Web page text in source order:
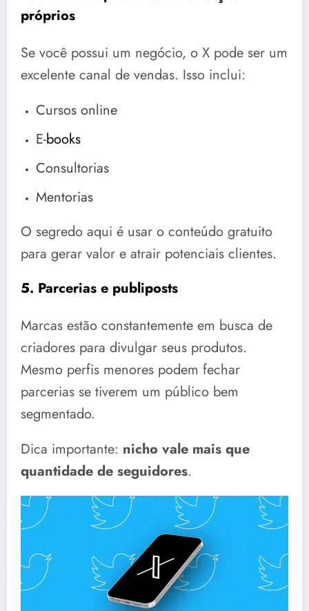
próprios
Se você possui um negócio, o X pode ser um
excelente canal de vendas. Isso inclui:
Cursos online
E-books
Consultorias
Mentorias
O segredo aqui é usar o conteúdo gratuito
para gerar valor e atrair potenciais clientes.
5. Parcerias e publiposts
Marcas estão constantemente em busca de
criadores para divulgar seus produtos.
Mesmo perfis menores podem fechar
parcerias se tiverem um público bem
segmentado.
Dica importante: nicho vale mais que
quantidade de seguidores.